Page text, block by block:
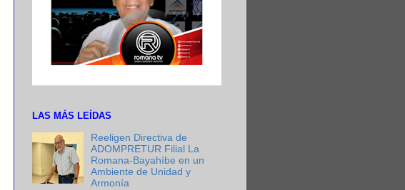
LAS MÁS LEÍDAS
Reeligen Directiva de
ADOMPRETUR Filial La
Romana-Bayahíbe en un
Ambiente de Unidad y
Armonía